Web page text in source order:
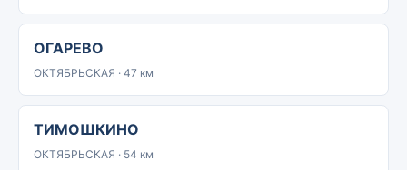
ОГАРЕВО
ОКТЯБРЬСКАЯ · 47 км
ТИМОШКИНО
ОКТЯБРЬСКАЯ · 54 км